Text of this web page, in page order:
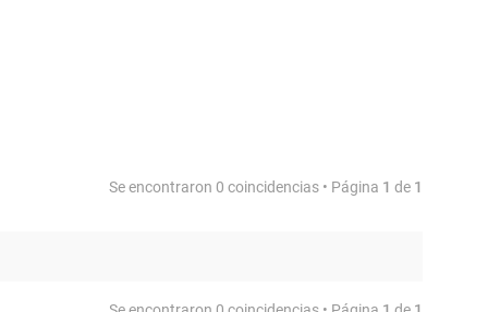
Se encontraron 0 coincidencias • Página 1 de 1